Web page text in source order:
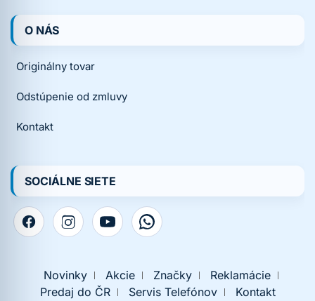
O NÁS
Originálny tovar
Odstúpenie od zmluvy
Kontakt
SOCIÁLNE SIETE
Novinky Akcie Značky
Reklamácie
Predaj do ČR
Servis Telefónov Kontakt